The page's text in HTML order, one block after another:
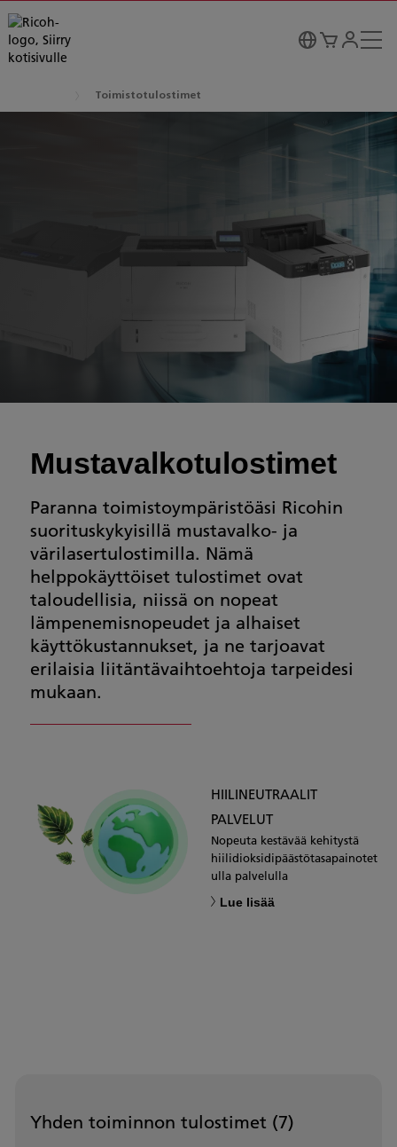
Toimistotulostimet
Mustavalkotulostimet
Paranna toimistoympäristöäsi Ricohin
suorituskykyisillä mustavalko- ja
värilasertulostimilla. Nämä
helppokäyttöiset tulostimet ovat
taloudellisia, niissä on nopeat
lämpenemisnopeudet ja alhaiset
käyttökustannukset, ja ne tarjoavat
erilaisia liitäntävaihtoehtoja tarpeidesi
mukaan.
HIILINEUTRAALIT
PALVELUT
Nopeuta kestävää kehitystä
hiilidioksidipäästötasapainotet
ulla palvelulla
Lue lisää
Yhden toiminnon tulostimet (7)